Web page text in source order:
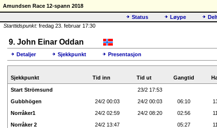
Amundsen Race 12-spann 2018
Status
Løype
Starttidspunkt: fredag 23. februar 17:30
9. John Einar Oddan
Detaljer Sjekkpunkt Presentasjon
Sjekkpunkt Tid inn Tid ut Gangtid
Start Strömsund
23/2 17:53
Gubbhögen
24/2 00:03 24/2 00:03 06:10
Norråker1
24/2 02:59 24/2 08:20 02:56
Norråker 2
24/2 13:47 05:27